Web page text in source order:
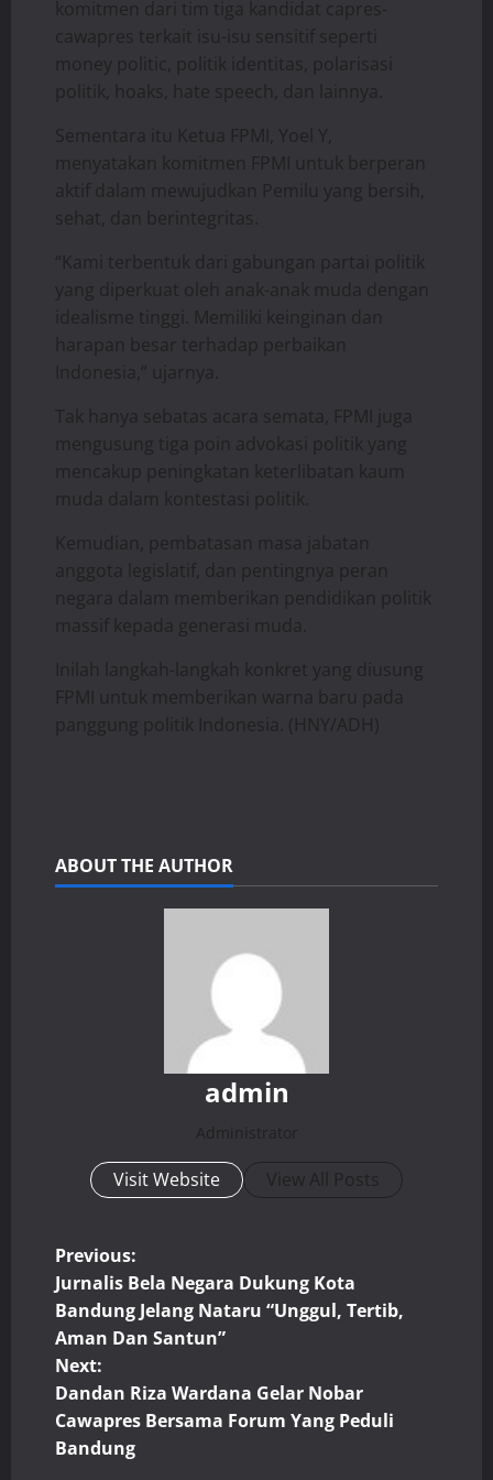
komitmen dari tim tiga kandidat capres-
cawapres terkait isu-isu sensitif seperti
money politic, politik identitas, polarisasi
politik, hoaks, hate speech, dan lainnya.
Sementara itu Ketua FPMI, Yoel Y,
menyatakan komitmen FPMI untuk berperan
aktif dalam mewujudkan Pemilu yang bersih,
sehat, dan berintegritas.
“Kami terbentuk dari gabungan partai politik
yang diperkuat oleh anak-anak muda dengan
idealisme tinggi. Memiliki keinginan dan
harapan besar terhadap perbaikan
Indonesia,” ujarnya.
Tak hanya sebatas acara semata, FPMI juga
mengusung tiga poin advokasi politik yang
mencakup peningkatan keterlibatan kaum
muda dalam kontestasi politik.
Kemudian, pembatasan masa jabatan
anggota legislatif, dan pentingnya peran
negara dalam memberikan pendidikan politik
massif kepada generasi muda.
Inilah langkah-langkah konkret yang diusung
FPMI untuk memberikan warna baru pada
panggung politik Indonesia. (HNY/ADH)
ABOUT THE AUTHOR
admin
Administrator
Visit Website View All Posts
P
o
s
t
n
Previous:
Jurnalis Bela Negara Dukung Kota
Bandung Jelang Nataru “Unggul, Tertib,
Aman Dan Santun”
Next:
Dandan Riza Wardana Gelar Nobar
Cawapres Bersama Forum Yang Peduli
Bandung